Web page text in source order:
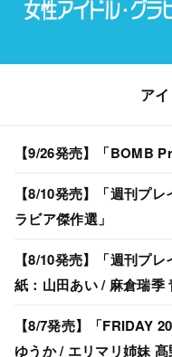
ア
【9/26発売】「BOMB
【8/10発売】「週刊プ
ラビア傑作選」
【8/10発売】「週刊プ
紙：山田あい / 麻倉瑞季
【8/7発売】「FRIDAY
ゆうか / エリマリ姉妹